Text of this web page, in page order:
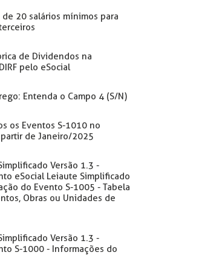
20 salários mínimos para
de Dividendos na
pelo eSocial
Entenda o Campo 4 (S/N)
os Eventos S-1010 no
partir de Janeiro/2025
Versão 1.3 -
eSocial Leiaute Simplificado
do Evento S-1005 - Tabela
Obras ou Unidades de
Versão 1.3 -
S-1000 - Informações do